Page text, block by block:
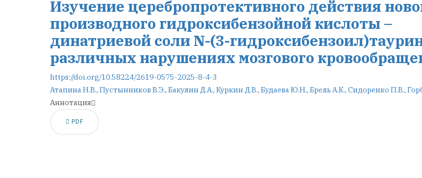
Изучение церебропротективного действия
производного гидроксибензойной кислоты –
динатриевой соли N-(3-
различных нарушениях мозгового
https://doi.org/10.58224/2619-0575-2025-8-4-3
Атапина Н.В., Пустынников В.Э., Бакулин Д.А., Куркин Д.В., Будаева Ю.Н., Брель А.К., Сидоренко П.В.,
Аннотация
PDF